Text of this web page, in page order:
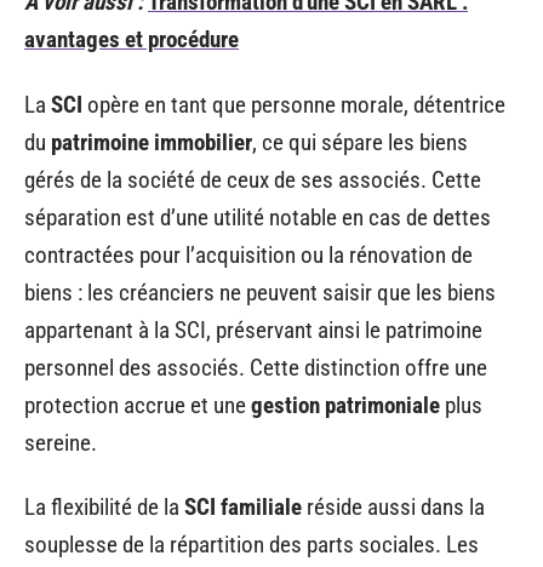
avantages et procédure
La SCI opère en tant que personne morale, détentrice
du patrimoine immobilier, ce qui sépare les biens
gérés de la société de ceux de ses associés. Cette
séparation est d’une utilité notable en cas de dettes
contractées pour l’acquisition ou la rénovation de
biens : les créanciers ne peuvent saisir que les biens
appartenant à la SCI, préservant ainsi le patrimoine
personnel des associés. Cette distinction offre une
protection accrue et unegestion patrimoniale plus
sereine.
La flexibilité de la SCI familiale réside aussi dans la
souplesse de la répartition des parts sociales. Les